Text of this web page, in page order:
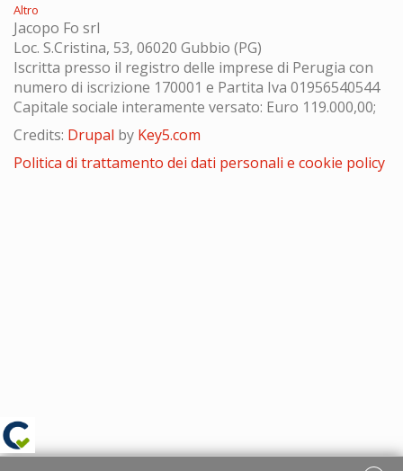
Altro
Jacopo Fo srl
Loc. S.Cristina, 53, 06020 Gubbio (PG)
Iscritta presso il registro delle imprese di Perugia con
numero di iscrizione 170001 e Partita Iva 01956540544
Capitale sociale interamente versato: Euro 119.000,00;
Credits: Drupal by Key5.com
Politica di trattamento dei dati personali e cookie policy